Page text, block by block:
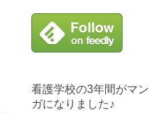
看護学校の3年間がマン
ガになりました♪